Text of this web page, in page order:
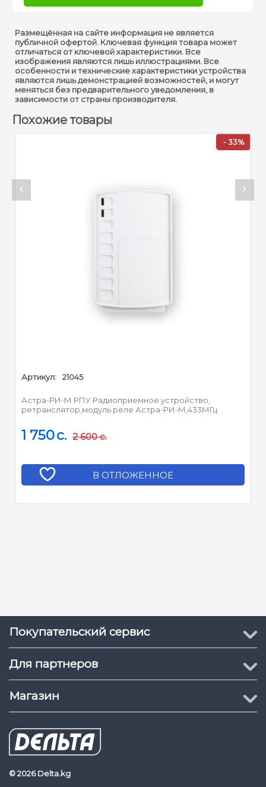
Размещённая на сайте информация не является
публичной офертой. Ключевая функция товара может
отличаться от ключевой характеристики. Все
изображения являются лишь иллюстрациями. Все
особенности и технические характеристики устройства
являются лишь демонстрацией возможностей, и могут
меняться без предварительного уведомления, в
зависимости от страны производителя.
Похожие товары
21045
РИ-М РПУ Радиоприемное устройство,
реле Астра-РИ-М,433МГц
750 c. 2 600 c.
В ОТЛОЖЕННОЕ
2
Покупательский сервис
Для партнеров
Магазин
© 2026 Delta.kg